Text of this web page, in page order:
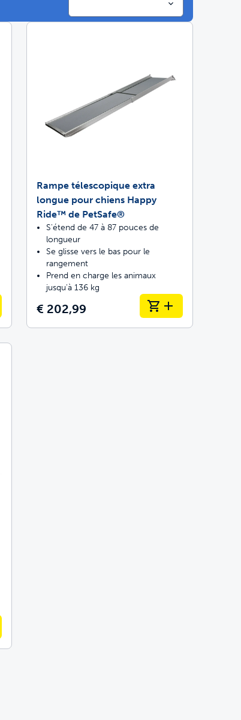
des vétérinaires et des dresseurs
fois plus efficace
conçues pour durer
Rampe télescopique extra
longue pour chiens Happy
Ride™ de PetSafe®
S'étend de 47 à 87 pouces de
longueur
Se glisse vers le bas pour le
rangement
Prend en charge les animaux
jusqu'à 136 kg
€ 202,99